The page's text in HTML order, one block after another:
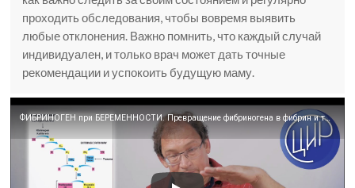
проходить обследования, чтобы вовремя выявить
любые отклонения. Важно помнить, что каждый случай
индивидуален, и только врач может дать точные
рекомендации и успокоить будущую маму.
ФИБРИНОГЕН при БЕРЕМЕННОСТИ. Превращение фибриногена в фибрин и тромбоз при беременности.